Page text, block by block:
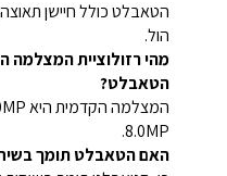
הול.
מהי רזולוציית המצלמה
הטאבלט?
8.0MP.
האם הטאבלט תומך